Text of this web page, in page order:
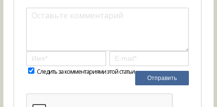
Следить за комментариями этой статьи